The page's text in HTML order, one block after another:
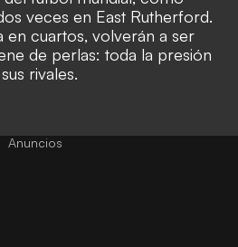
veces en East Rutherford.
en cuartos, volverán a ser
de perlas: toda la presión
rivales.